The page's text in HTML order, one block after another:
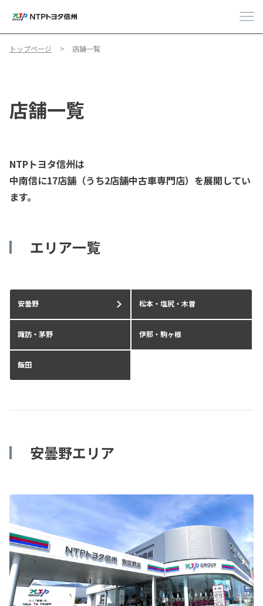
トップページ 店舗一覧
店舗一覧
NTPトヨタ信州は
中南信に17店舗（うち2店舗中古車専門店）を展開してい
ます。
エリア一覧
安曇野 松本・塩尻・木曽
諏訪・茅野 伊那・駒ヶ根
飯田
安曇野エリア